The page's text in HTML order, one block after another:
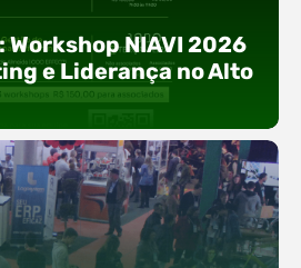
Workshop NIAVI 2026
e Liderança no Alto